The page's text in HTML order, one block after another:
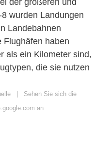
wurden Landungen
Landebahnen
Flughäfen haben
als ein Kilometer sind,
die sie nutzen
| Sehen Sie sich die
an